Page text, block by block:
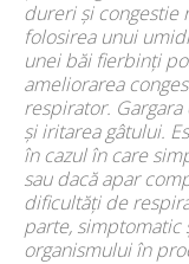
dureri și congestie
folosirea unui
unei băi fierbinți
ameliorarea
respirator.
și iritarea gâtului.
în cazul în care
sau dacă apar
dificultăți de
parte, simptomatic
organismului în